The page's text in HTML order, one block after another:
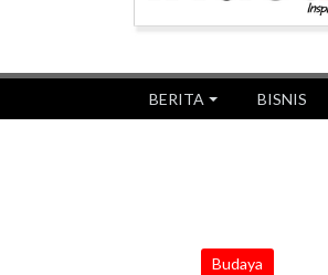
BERITA BISNIS
Budaya